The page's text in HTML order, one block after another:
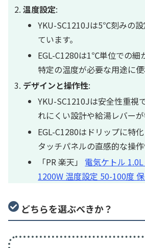
温度設定:
YKU-SC1210Jは5℃刻みの
ています。
EGL-C1280は1℃単位での細
特定の温度が必要な用途に便
デザインと操作性:
YKU-SC1210Jは安全性重視
れにくい設計や給湯レバーが
EGL-C1280はドリップに特
タッチパネルの直感的な操作
「PR 楽天」 電気ケトル
1200W 温度設定 50-100度
どちらを選ぶべきか？